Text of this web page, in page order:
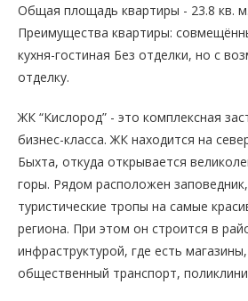
Общая площадь квартиры - 23.8 кв.
Преимущества квартиры:
кухня-гостиная Без отделки, но с
отделку.
ЖК “Кислород” - это комплексная
бизнес-класса. ЖК находится на
Быхта, откуда открывается
горы. Рядом расположен
туристические тропы на самые
региона. При этом он строится в
инфраструктурой, где есть
общественный транспорт,